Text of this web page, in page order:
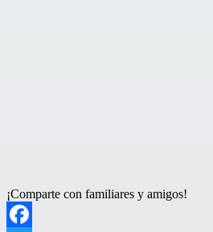
¡Comparte con familiares y amigos!